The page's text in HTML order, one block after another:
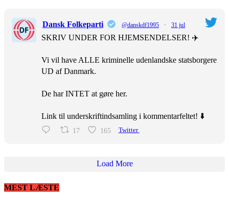
Dansk Folkeparti @danskdf1995 · 31 jul
SKRIV UNDER FOR HJEMSENDELSER! ✈️
Vi vil have ALLE kriminelle udenlandske statsborgere
UD af Danmark.
De har INTET at gøre her.
Link til underskriftindsamling i kommentarfeltet! ⬇️
17 165 Twitter
Load More
MEST LÆSTE